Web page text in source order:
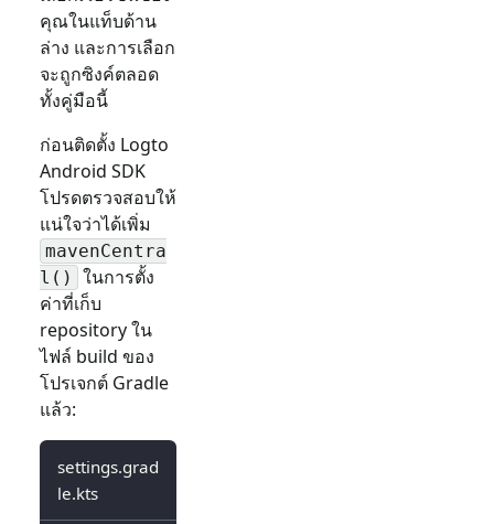
คุณในแท็บด้าน
ล่าง และการเลือก
จะถูกซิงค์ตลอด
ทั้งคู่มือนี้
ก่อนติดตั้ง Logto
Android SDK
โปรดตรวจสอบให้
แน่ใจว่าได้เพิ่ม
mavenCentra
l()
ในการตั้ง
ค่าที่เก็บ
repository ใน
ไฟล์ build ของ
โปรเจกต์ Gradle
แล้ว:
settings.grad
le.kts